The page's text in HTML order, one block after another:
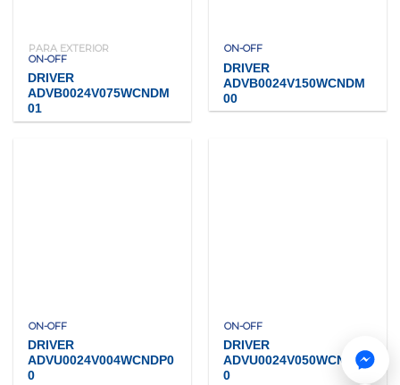
PARA EXTERIOR
ON-OFF
DRIVER
ADVB0024V075WCNDM
01
ON-OFF
DRIVER
ADVB0024V150WCNDM
00
ON-OFF
DRIVER
ADVU0024V004WCNDP0
0
ON-OFF
DRIVER
ADVU0024V050WCNDP0
0